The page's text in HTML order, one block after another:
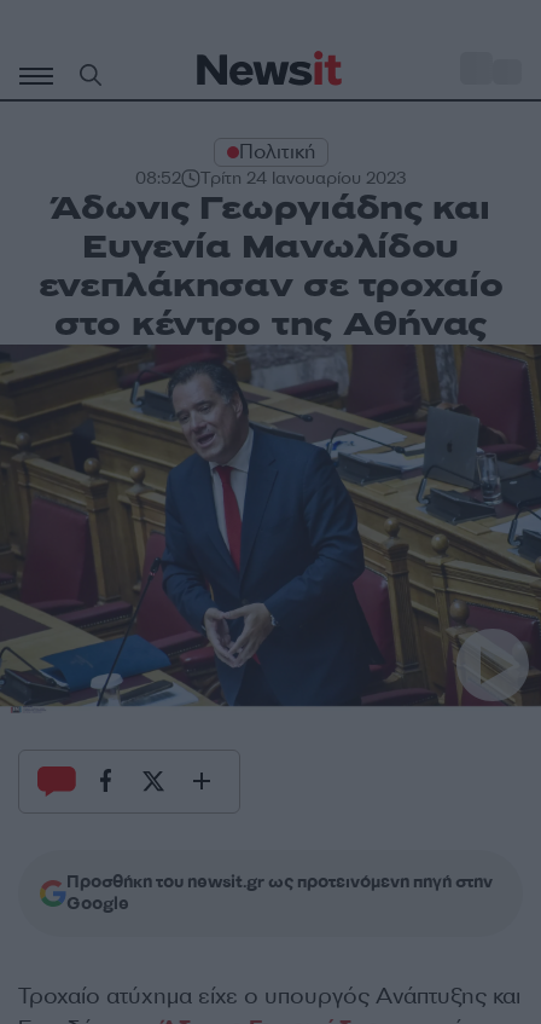
περιεχόμενο
Πολιτική
08:52 Τρίτη 24 Ιανουαρίου 2023
Άδωνις Γεωργιάδης και
Ευγενία Μανωλίδου
ενεπλάκησαν σε τροχαίο
στο κέντρο της Αθήνας
Προσθήκη του newsit.gr ως προτεινόμενη πηγή στην
Google
Τροχαίο ατύχημα είχε ο υπουργός Ανάπτυξης και